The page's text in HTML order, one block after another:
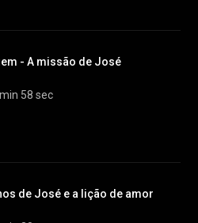
- A missão de José
58 sec
de José e a lição de amor